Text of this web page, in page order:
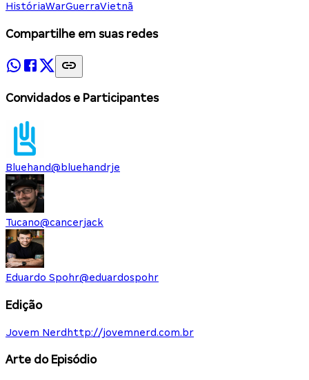
HistóriaWarGuerraVietnã
Compartilhe em suas redes
Convidados e Participantes
Bluehand@ bluehandrje
Tucano@cancerjack
Eduardo Spohr@eduardospohr
Edição
Jovem Nerd http://jovemnerd.com.br
Arte do Episódio